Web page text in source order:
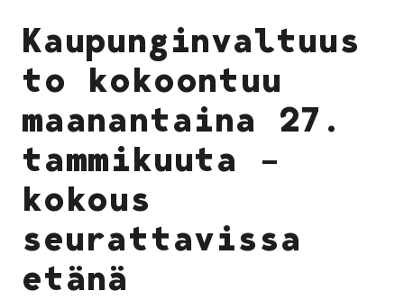
Kaupunginvaltuus
to kokoontuu
maanantaina 27.
tammikuuta –
kokous
seurattavissa
etänä